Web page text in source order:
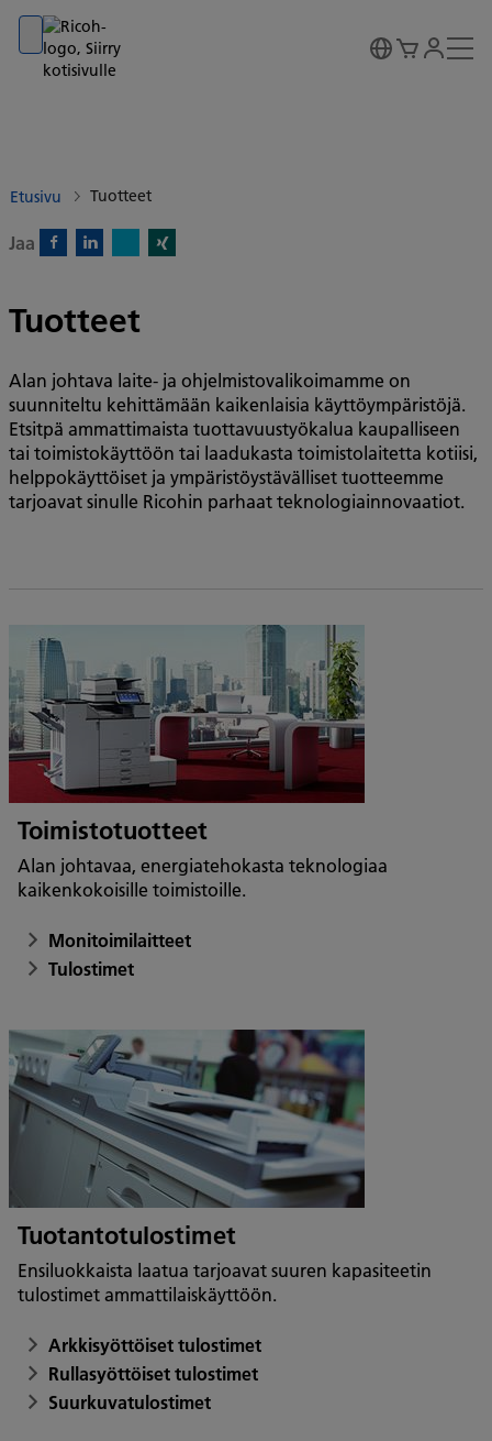
Go to banner
Go to content
Go to footer
Etusivu Tuotteet
Jaa
Tuotteet
Alan johtava laite- ja ohjelmistovalikoimamme on
suunniteltu kehittämään kaikenlaisia käyttöympäristöjä.
Etsitpä ammattimaista tuottavuustyökalua kaupalliseen
tai toimistokäyttöön tai laadukasta toimistolaitetta kotiisi,
helppokäyttöiset ja ympäristöystävälliset tuotteemme
tarjoavat sinulle Ricohin parhaat teknologiainnovaatiot.
Toimistotuotteet
Alan johtavaa, energiatehokasta teknologiaa
kaikenkokoisille toimistoille.
Monitoimilaitteet
Tulostimet
Tuotantotulostimet
Ensiluokkaista laatua tarjoavat suuren kapasiteetin
tulostimet ammattilaiskäyttöön.
Arkkisyöttöiset tulostimet
Rullasyöttöiset tulostimet
Suurkuvatulostimet